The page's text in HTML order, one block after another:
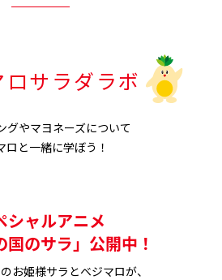
サラダラボ
グやマヨネーズについて
ロと一緒に学ぼう！
シャルアニメ
国のサラ」公開中！
お姫様サラとベジマロが、